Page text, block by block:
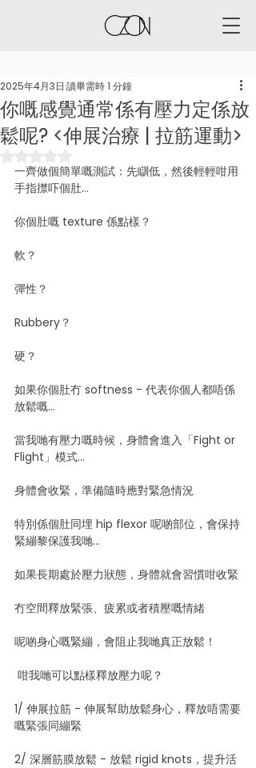
你嘅感覺通常係有壓力定係放
鬆呢? <伸展治療 | 拉筋運動>
2025年4月3日 讀畢需時 1 分鐘
一齊做個簡單嘅測試：先瞓低，然後輕輕咁用
手指㩒吓個肚...
你個肚嘅 texture 係點樣？
軟？
彈性？
Rubbery？
硬？
如果你個肚冇 softness - 代表你個人都唔係
放鬆嘅...
當我哋有壓力嘅時候，身體會進入「Fight or
Flight」模式...
身體會收緊，準備隨時應對緊急情況
特別係個肚同埋 hip flexor 呢啲部位，會保持
緊繃黎保護我哋...
如果長期處於壓力狀態，身體就會習慣咁收緊
冇空間釋放緊張、疲累或者積壓嘅情緒
呢啲身心嘅緊繃，會阻止我哋真正放鬆！
咁我哋可以點樣釋放壓力呢？
1/ 伸展拉筋 - 伸展幫助放鬆身心，釋放唔需要
嘅緊張同繃緊
2/ 深層筋膜放鬆 - 放鬆 rigid knots，提升活